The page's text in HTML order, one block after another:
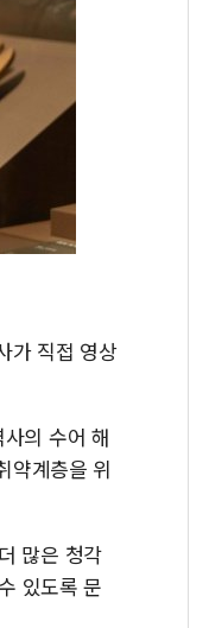
가 직접 영상
의 수어 해
약계층을 위
많은 청각
있도록 문